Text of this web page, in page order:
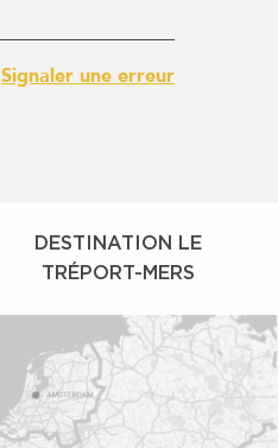
Signaler une erreur
DESTINATION LE
TRÉPORT-MERS